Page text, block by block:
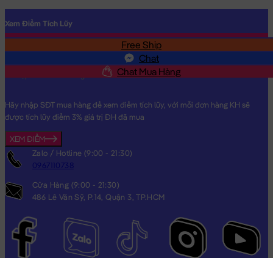
Free Ship
Chat
Chat Mua Hàng
Xem Điểm Tích Lũy
Hãy nhập SĐT mua hàng để xem điểm tích lũy, với mỗi đơn hàng KH sẽ
được tích lũy điểm 3% giá trị ĐH đã mua
XEM ĐIỂM
Zalo / Hotline (9:00 - 21:30)
0967110738
Cửa Hàng (9:00 - 21:30)
486 Lê Văn Sỹ, P.14, Quận 3, TP.HCM